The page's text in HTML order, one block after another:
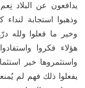
يدافعون عن البلاد
وذهبوا استجابة
وخير ما فعلوا ولله
هؤلاء فكروا
واستثمروها خير
يفعلوا ذلك فهم لم